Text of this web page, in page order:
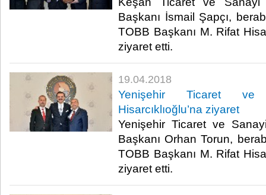
Başkanı İsmail Şapçı,
TOBB Başkanı M. Rifat
ziyaret etti.​
19.04.2018
Yenişehir Ticaret ve
Hisarcıklıoğlu’na ziyaret
Yenişehir Ticaret ve
Başkanı Orhan Torun,
TOBB Başkanı M. Rifat
ziyaret etti.​